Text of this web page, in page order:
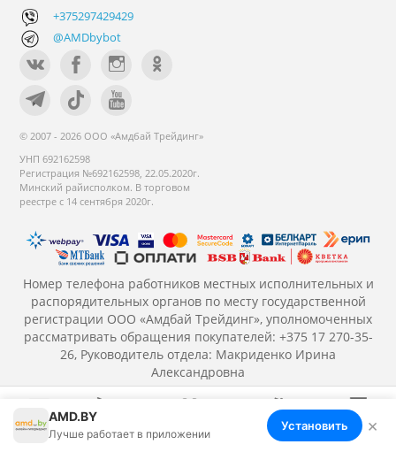
Меню Корзина Избранное Сравнение Войти
+375297429429
@AMDbybot
© 2007 - 2026 ООО «Амдбай Трейдинг»
УНП 692162598
Регистрация №692162598, 22.05.2020г.
Минский райисполком. В торговом
реестре с 14 сентября 2020г.
Номер телефона работников местных исполнительных и
распорядительных органов по месту государственной
регистрации ООО «Амдбай Трейдинг», уполномоченных
рассматривать обращения покупателей: +375 17 270-35-
26, Руководитель отдела: Макриденко Ирина
Александровна
AMD.BY
Лучше работает в приложении
Установить ×